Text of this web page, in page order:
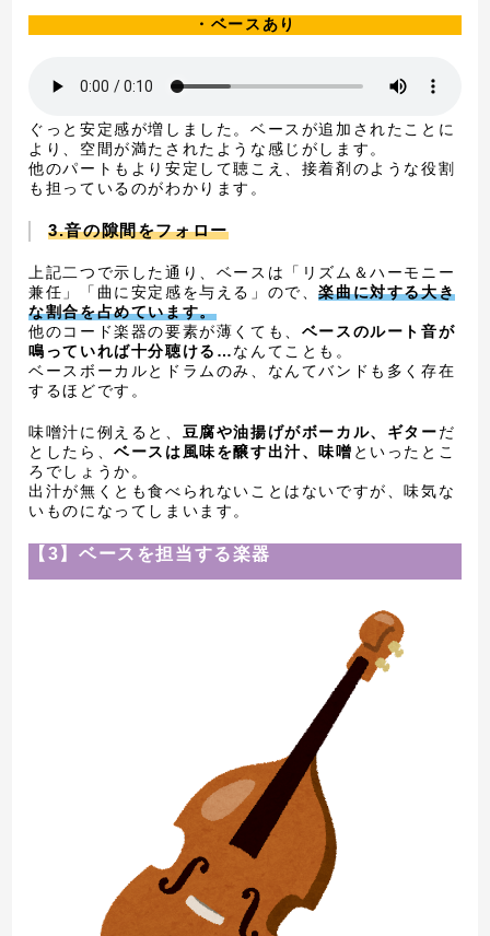
・ベースあり
ぐっと安定感が増しました。ベースが追加されたことに
より、空間が満たされたような感じがします。
他のパートもより安定して聴こえ、接着剤のような役割
も担っているのがわかります。
3.音の隙間をフォロー
上記二つで示した通り、ベースは「リズム＆ハーモニー
兼任」「曲に安定感を与える」ので、楽曲に対する大き
な割合を占めています。
他のコード楽器の要素が薄くても、 ベースのルート音が
鳴っていれば十分聴ける…なんてことも。
ベースボーカルとドラムのみ、なんてバンドも多く存在
するほどです。
味噌汁に例えると、 豆腐や油揚げがボーカル、ギターだ
としたら、ベースは風味を醸す出汁、味噌 といったとこ
ろでしょうか。
出汁が無くとも食べられないことはないですが、味気な
いものになってしまいます。
【3】ベースを担当する楽器